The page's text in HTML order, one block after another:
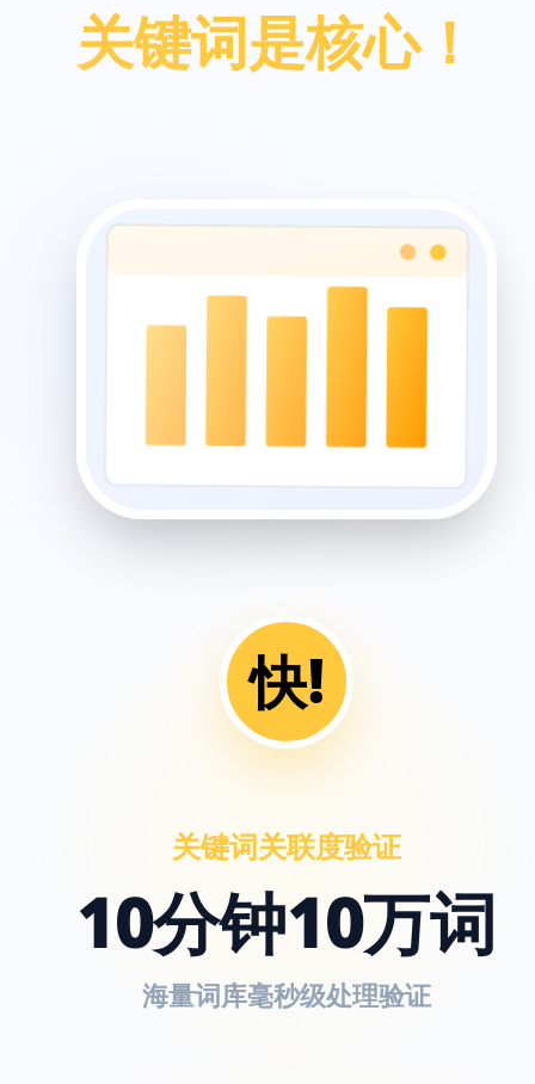
关键词是核心！
快!
关键词关联度验证
10分钟10万词
海量词库毫秒级处理验证